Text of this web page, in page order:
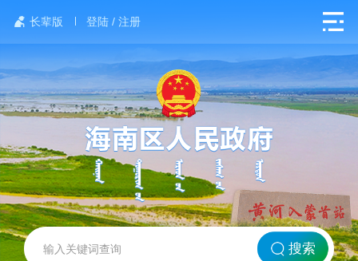
长辈版 登陆 / 注册
网站首页 搜索